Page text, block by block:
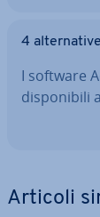
4
I software
di­spo­ni­bi­li
Articoli